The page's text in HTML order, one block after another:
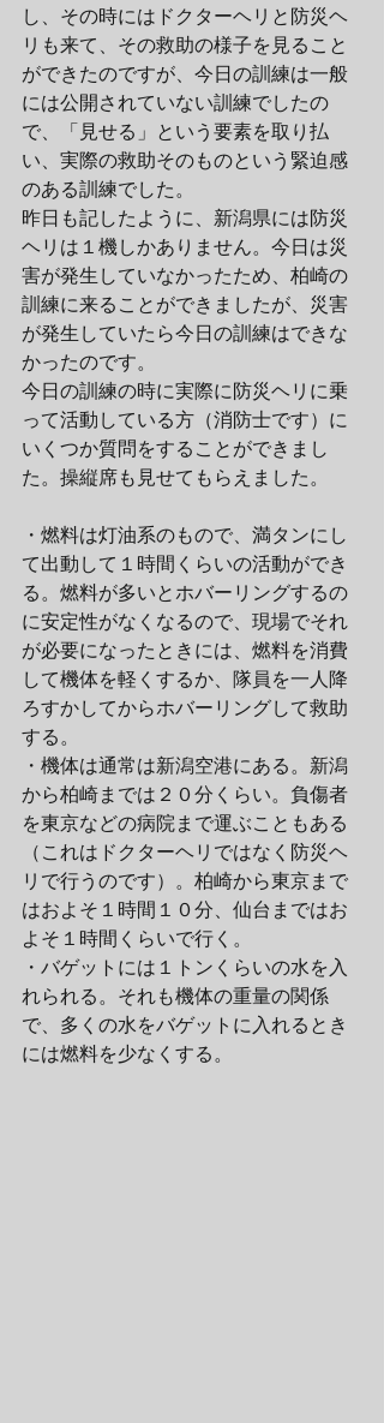
し、その時にはドクターヘリと防災ヘ
リも来て、その救助の様子を見ること
ができたのですが、今日の訓練は一般
には公開されていない訓練でしたの
で、「見せる」という要素を取り払
い、実際の救助そのものという緊迫感
のある訓練でした。
昨日も記したように、新潟県には防災
ヘリは１機しかありません。今日は災
害が発生していなかったため、柏崎の
訓練に来ることができましたが、災害
が発生していたら今日の訓練はできな
かったのです。
今日の訓練の時に実際に防災ヘリに乗
って活動している方（消防士です）に
いくつか質問をすることができまし
た。操縦席も見せてもらえました。
・燃料は灯油系のもので、満タンにし
て出動して１時間くらいの活動ができ
る。燃料が多いとホバーリングするの
に安定性がなくなるので、現場でそれ
が必要になったときには、燃料を消費
して機体を軽くするか、隊員を一人降
ろすかしてからホバーリングして救助
する。
・機体は通常は新潟空港にある。新潟
から柏崎までは２０分くらい。負傷者
を東京などの病院まで運ぶこともある
（これはドクターヘリではなく防災ヘ
リで行うのです）。柏崎から東京まで
はおよそ１時間１０分、仙台まではお
よそ１時間くらいで行く。
・バゲットには１トンくらいの水を入
れられる。それも機体の重量の関係
で、多くの水をバゲットに入れるとき
には燃料を少なくする。